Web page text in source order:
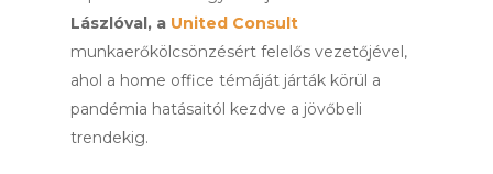
Lászlóval, a United Consult
munkaerőkölcsönzésért felelős vezetőjével,
ahol a home office témáját járták körül a
pandémia hatásaitól kezdve a jövőbeli
trendekig.